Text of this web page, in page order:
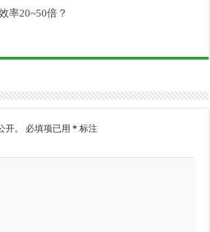
率20~50倍？
。 必填项已用* 标注